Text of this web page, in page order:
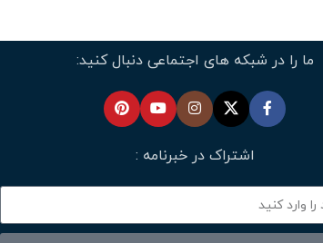
ما را در شبکه های اجتماعی دنبال کنید:
اشتراک در خبرنامه :